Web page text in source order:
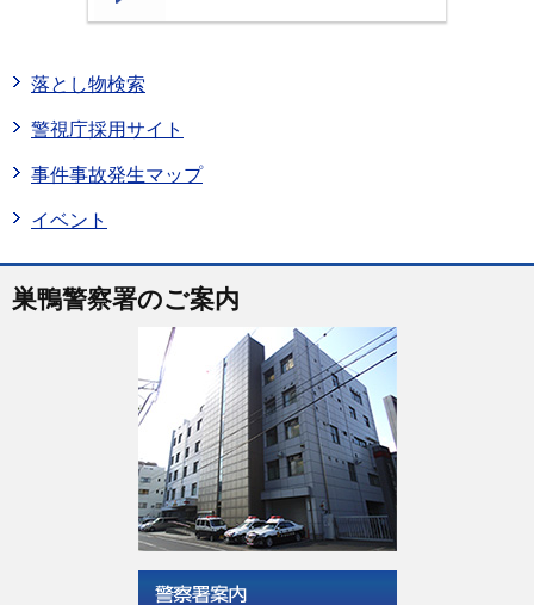
落とし物検索
警視庁採用サイト
事件事故発生マップ
イベント
巣鴨警察署のご案内